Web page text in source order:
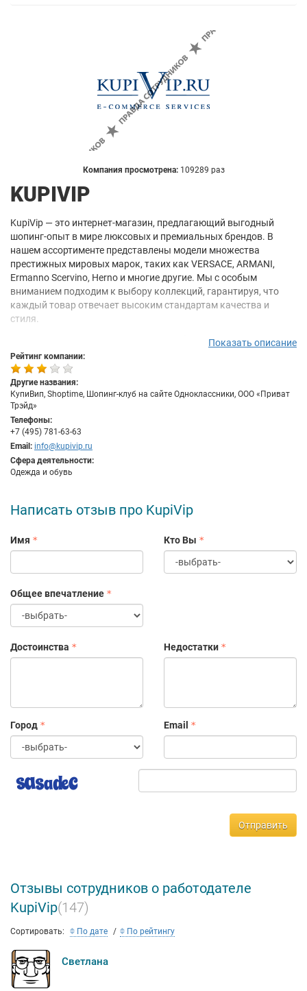
Компания просмотрена: 109289 раз
KUPIVIP
KupiVip — это интернет-магазин, предлагающий выгодный
шопинг-опыт в мире люксовых и премиальных брендов. В
нашем ассортименте представлены модели множества
престижных мировых марок, таких как VERSACE, ARMANI,
Ermanno Scervino, Herno и многие другие. Мы с особым
вниманием подходим к выбору коллекций, гарантируя, что
каждый товар отвечает высоким стандартам качества и
стиля.
Наше главное преимущество — это забота о клиентах. Мы
понимаем, что премиальный шопинг — это не просто покупка,
а удовольствие, которое должно сопровождаться комфортом
на каждом этапе. Именно поэтому мы уделяем особое
внимание каждому заказу, обеспечивая безупречный сервис и
внимание к потребностям наших покупателей. KupiVip — это
место, где каждая покупка становится особенной, а клиент
всегда чувствует себя ценным. Начни свое шопинг-
путешествие с KupiVip уже сегодня!
Показать описание
Рейтинг компании:
Другие названия:
КупиВип, Shoptime, Шопинг-клуб на сайте Одноклассники, ООО «Приват
Трэйд»
Телефоны:
+7 (495) 781-63-63
Email: info@kupivip.ru
Сфера деятельности:
Одежда и обувь
Написать отзыв про KupiVip
Имя Кто Вы
Общее впечатление
Достоинства Недостатки
Город Email
Отправить
Отзывы сотрудников о работодателе
KupiVip(147)
Сортировать: По дате По рейтингу
Светлана